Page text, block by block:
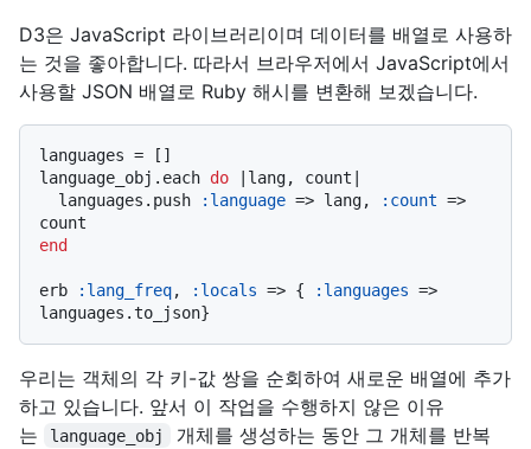
D3은 JavaScript 라이브러리이며 데이터를 배열로 사용하
는 것을 좋아합니다. 따라서 브라우저에서 JavaScript에서
사용할 JSON 배열로 Ruby 해시를 변환해 보겠습니다.
languages = []
language_obj.each do | lang, count |
  languages.push
:language => lang, :count =>
end
erb :lang_freq, :locals => { :languages =>
우리는 객체의 각 키-값 쌍을 순회하여 새로운 배열에 추가
하고 있습니다. 앞서 이 작업을 수행하지 않은 이유
는
language_obj 개체를 생성하는 동안 그 개체를 반복